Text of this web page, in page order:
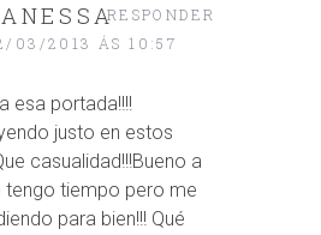
03/2013 ÁS 10:57
esa portada!!!!
justo en estos
casualidad!!!Bueno a
tengo tiempo pero me
para bien!!! Qué
RESPONDER